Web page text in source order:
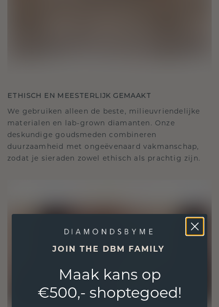
ETHISCH EN MEESTERLIJK GEMAAKT
We gebruiken alleen de beste, milieuvriendelijke
materialen en lab-grown diamanten. Onze
deskundige goudsmeden combineren
duurzaamheid met ongeëvenaard vakmanschap,
zodat je sieraden zowel ethisch als prachtig zijn.
JOIN THE DBM FAMILY
Maak kans op
€500,- shoptegoed!